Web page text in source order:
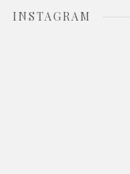
INSTAGRAM